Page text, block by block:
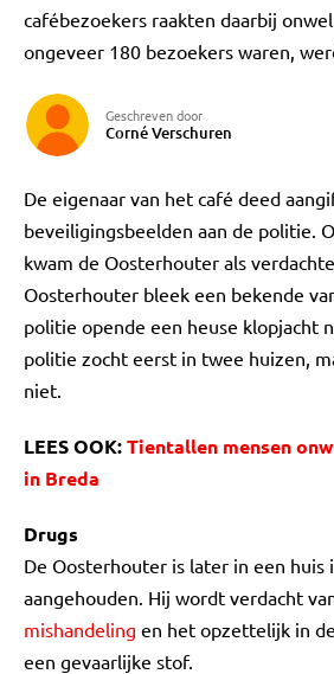
cafébezoekers raakten daarbij
ongeveer 180 bezoekers waren,
Geschreven door
Corné Verschuren
De eigenaar van het café deed
beveiligingsbeelden aan de politie.
kwam de Oosterhouter als
Oosterhouter bleek een bekende
politie opende een heuse klopjacht
politie zocht eerst in twee huizen,
niet.
LEES OOK:Tientallen mensen
in Breda
Drugs
De Oosterhouter is later in een huis
aangehouden. Hij wordt verdacht
mishandeling en het opzettelijk in
een gevaarlijke stof.